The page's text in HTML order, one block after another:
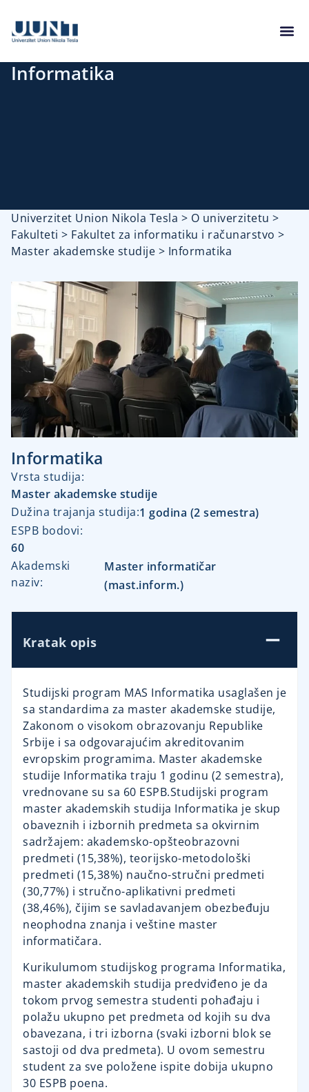
Informatika
Univerzitet Union Nikola Tesla > O univerzitetu >
Fakulteti > Fakultet za informatiku i računarstvo >
Master akademske studije > Informatika
Informatika
Vrsta studija:​
Master akademske studije
Dužina trajanja studija:​1 godina (2 semestra)
ESPB bodovi:
60
Akademski
naziv:
Master informatičar
(mast.inform.)
Kratak opis
Studijski program MAS Informatika usaglašen je
sa standardima za master akademske studije,
Zakonom o visokom obrazovanju Republike
Srbije i sa odgovarajućim akreditovanim
evropskim programima. Master akademske
studije Informatika traju 1 godinu (2 semestra),
vrednovane su sa 60 ESPB.Studijski program
master akademskih studija Informatika je skup
obaveznih i izbornih predmeta sa okvirnim
sadržajem: akademsko-opšteobrazovni
predmeti (15,38%), teorijsko-metodološki
predmeti (15,38%) naučno-stručni predmeti
(30,77%) i stručno-aplikativni predmeti
(38,46%), čijim se savladavanjem obezbeđuju
neophodna znanja i veštine master
informatičara.
Kurikulumom studijskog programa Informatika,
master akademskih studija predviđeno je da
tokom prvog semestra studenti pohađaju i
polažu ukupno pet predmeta od kojih su dva
obavezana, i tri izborna (svaki izborni blok se
sastoji od dva predmeta). U ovom semestru
student za sve položene ispite dobija ukupno
30 ESPB poena.